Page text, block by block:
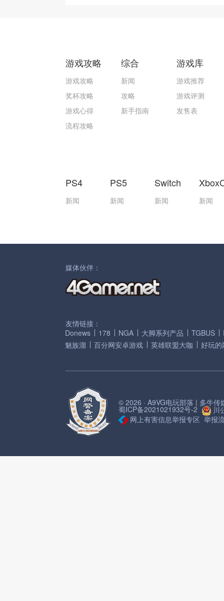
游戏攻略
游戏攻略
奖杯攻略
游戏心得
流程攻略
综合
新闻
攻略
新手指南
游戏库
游戏推荐
游戏评测
发售表
PS4
新闻
PS5
新闻
Switch
新闻 新闻
媒体伙伴：
友情链接：
Donews
178 NGA 大脚系列产品 TGBUS
魅族溜
百分网安卓游戏 英雄联盟大咖 好玩的
© 2026 · A9VG电玩部落 | 多牛传
蜀ICP备2021021932号-2
川
网上有害信息举报专区 举报